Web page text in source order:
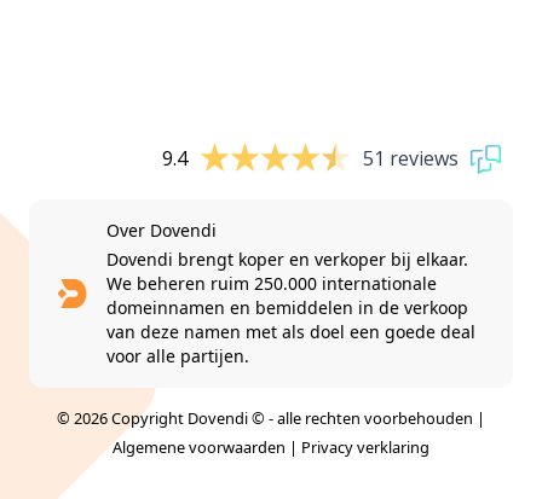
9.4 51 reviews
Over Dovendi
Dovendi brengt koper en verkoper bij elkaar.
We beheren ruim 250.000 internationale
domeinnamen en bemiddelen in de verkoop
van deze namen met als doel een goede deal
voor alle partijen.
© 2026 Copyright Dovendi © - alle rechten voorbehouden |
Algemene voorwaarden | Privacy verklaring